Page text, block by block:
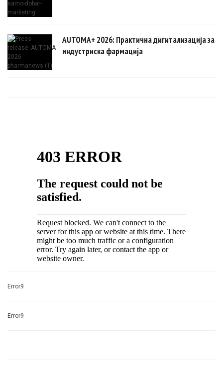
AUTOMA+ 2026: Практична дигитализација за
индустриска фармација
Error9
Error9